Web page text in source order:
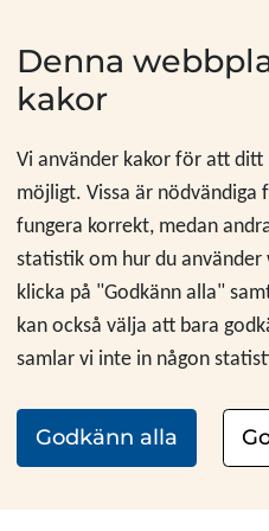
Denna
kakor
Vi använder kakor för att ditt
möjligt. Vissa är nödvändiga
fungera korrekt, medan
statistik om hur du
klicka på "Godkänn alla"
kan också välja att bara
samlar vi inte in någon
Godkänn alla